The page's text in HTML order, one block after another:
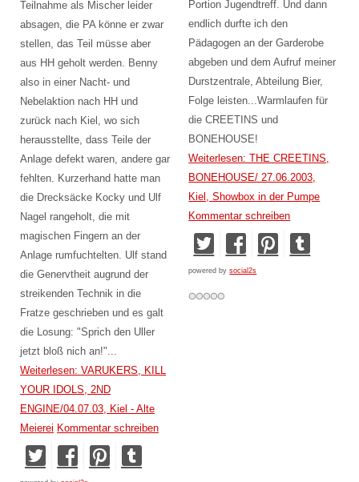
Teilnahme als Mischer leider
absagen, die PA könne er zwar
stellen, das Teil müsse aber
aus HH geholt werden. Benny
also in einer Nacht- und
Nebelaktion nach HH und
zurück nach Kiel, wo sich
herausstellte, dass Teile der
Anlage defekt waren, andere gar
fehlten. Kurzerhand hatte man
die Drecksäcke Kocky und Ulf
Nagel rangeholt, die mit
magischen Fingern an der
Anlage rumfuchtelten. Ulf stand
die Genervtheit augrund der
streikenden Technik in die
Fratze geschrieben und es galt
die Losung: "Sprich den Uller
jetzt bloß nich an!"...
Weiterlesen: VARUKERS, KILL
YOUR IDOLS, 2ND
ENGINE/04.07.03, Kiel - Alte
Meierei Kommentar schreiben
Portion Jugendtreff. Und dann
endlich durfte ich den
Pädagogen an der Garderobe
abgeben und dem Aufruf meiner
Durstzentrale, Abteilung Bier,
Folge leisten...Warmlaufen für
die CREETINS und
BONEHOUSE!
Weiterlesen: THE CREETINS,
BONEHOUSE/ 27.06.2003,
Kiel, Showbox in der Pumpe
Kommentar schreiben
powered bysocial2s